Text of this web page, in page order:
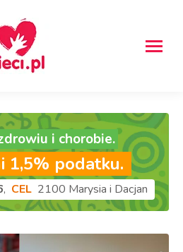
i chorobie.
1,5% podatku.
, CEL 2100 Marysia i Dacjan